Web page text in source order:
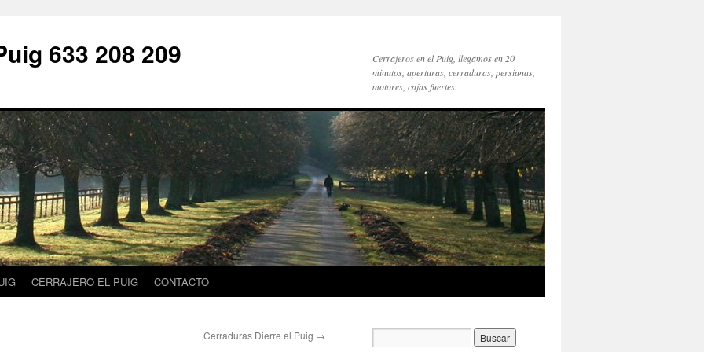
633 208 209
Cerrajeros en el Puig, llegamos en 20
minutos, aperturas, cerraduras, persianas,
motores, cajas fuertes.
CERRAJERO EL PUIG CONTACTO
Cerraduras Dierre el Puig →